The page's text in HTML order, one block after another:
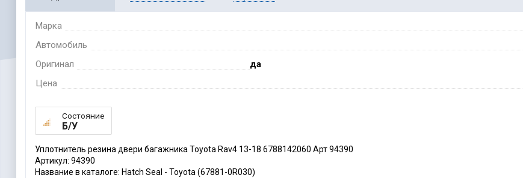
Марка
Автомобиль
Оригинал
да
Цена
Состояние
Б/У
Уплотнитель резина двери багажника Toyota Rav4 13-18 6788142060 Арт 94390
Артикул: 94390
Название в каталоге: Hatch Seal - Toyota (67881-0R030)